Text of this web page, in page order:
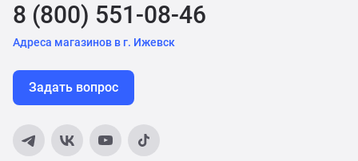
8 (800) 551-08-46
Адреса магазинов в г. Ижевск
Задать вопрос